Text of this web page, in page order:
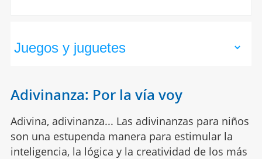
Adivinanza: Por la vía voy
Adivina, adivinanza... Las adivinanzas para niños
son una estupenda manera para estimular la
inteligencia, la lógica y la creatividad de los más